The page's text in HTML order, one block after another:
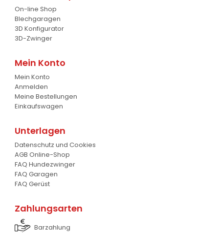
On-line Shop
Blechgaragen
3D Konfigurator
3D-Zwinger
Mein Konto
Mein Konto
Anmelden
Meine Bestellungen
Einkaufswagen
Unterlagen
Datenschutz und Cookies
AGB Online-Shop
FAQ Hundezwinger
FAQ Garagen
FAQ Gerüst
Zahlungsarten
Barzahlung